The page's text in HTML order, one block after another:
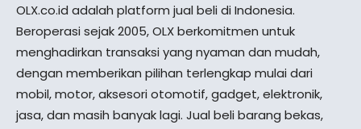
OLX.co.id adalah platform jual beli di Indonesia.
Beroperasi sejak 2005, OLX berkomitmen untuk
menghadirkan transaksi yang nyaman dan mudah,
dengan memberikan pilihan terlengkap mulai dari
mobil, motor, aksesori otomotif, gadget, elektronik,
jasa, dan masih banyak lagi. Jual beli barang bekas,